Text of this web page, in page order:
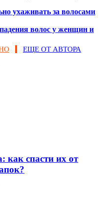
ухаживать за волосами
волос у женщин и
ЕЩЕ ОТ АВТОРА
как спасти их от